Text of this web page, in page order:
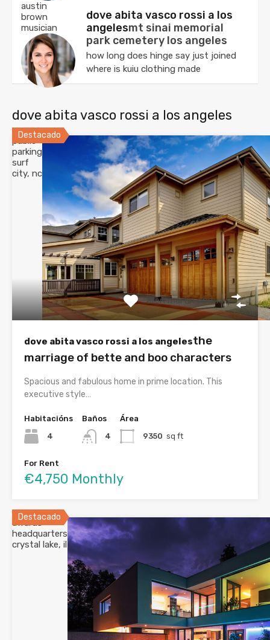
austin
brown
musician
dove abita vasco rossi a los
angelesmt sinai memorial
park cemetery los angeles
how long does hinge say just joined
where is kuiu clothing made
dove abita vasco rossi a los angeles
Destacado
public
parking
surf
city, nc
allen martin obituary
dove abita vasco rossi a los angelesthe
marriage of bette and boo characters
Spacious and fabulous home in prime location. This
executive style…
Habitacións
4
Baños
4
Área
9350 sq ft
For Rent
€4,750 Monthly
Destacado
awards
headquarters
crystal lake, il